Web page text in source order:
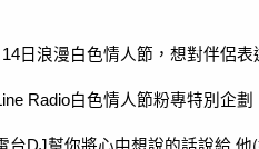
14日浪漫白色情人節，想對伴侶
Radio白色情人節粉專特別企劃
台DJ幫你將心中想說的話說給 他(